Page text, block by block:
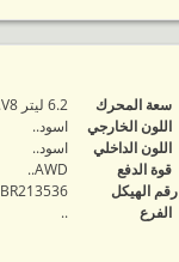
‬سعة المحرك
6.2 ليتر V8..
اللون الخارجي
اسود..
اللون الداخلي
اسود..
قوة الدفع
AWD..
رقم الهيكل
BR213536
الفرع
..